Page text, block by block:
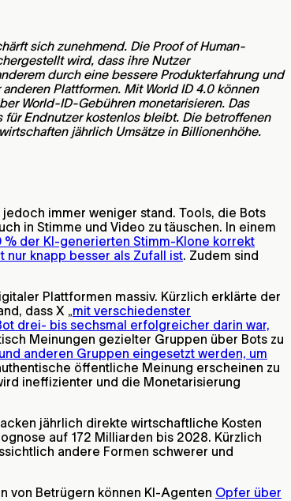
sich zunehmend. Die Proof of Human-
wird, dass ihre Nutzer
durch eine bessere Produkterfahrung und
Plattformen. Mit World ID 4.0 können
World-ID-Gebühren monetarisieren. Das
Endnutzer kostenlos bleibt. Die betroffenen
jährlich Umsätze in Billionenhöhe.
immer weniger stand. Tools, die Bots
in Stimme und Video zu täuschen. In einem
% der KI-generierten Stimm-Klone korrekt
nur knapp besser als Zufall ist. Zudem sind
Plattformen massiv. Kürzlich erklärte der
dass X „mit verschiedenster
drei- bis sechsmal erfolgreicher darin war,
Meinungen gezielter Gruppen über Bots zu
anderen Gruppen eingesetzt werden, um
öffentliche Meinung erscheinen zu
ineffizienter und die Monetarisierung
jährlich direkte wirtschaftliche Kosten
auf 172 Milliarden bis 2028. Kürzlich
andere Formen schwerer und
von Betrügern können KI-Agenten Opfer über